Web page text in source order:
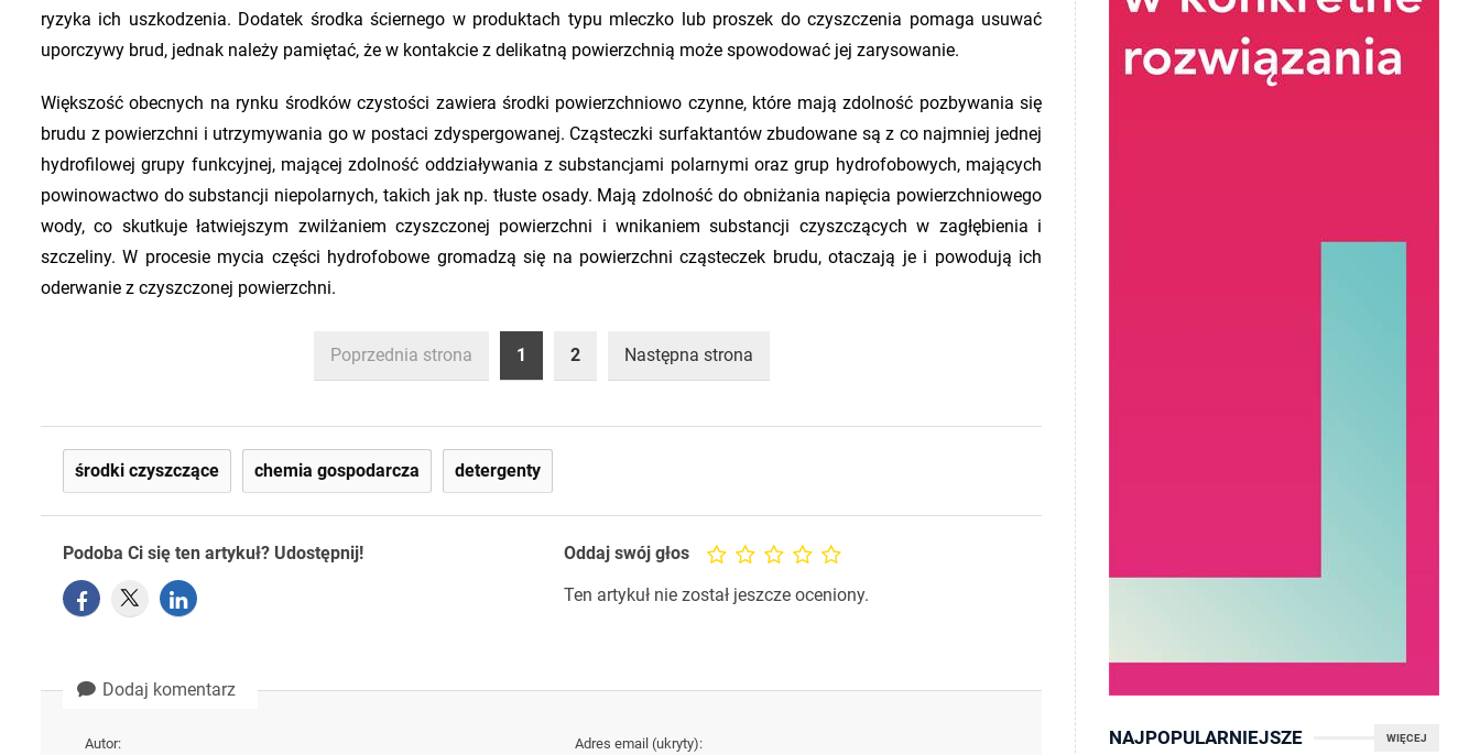
ryzyka ich uszkodzenia. Dodatek środka ściernego w produktach typu mleczko lub proszek do czyszczenia pomaga usuwać
uporczywy brud, jednak należy pamiętać, że w kontakcie z delikatną powierzchnią może spowodować jej zarysowanie.
Większość obecnych na rynku środków czystości zawiera środki powierzchniowo czynne, które mają zdolność pozbywania się
brudu z powierzchni i utrzymywania go w postaci zdyspergowanej. Cząsteczki surfaktantów zbudowane są z co najmniej jednej
hydrofilowej grupy funkcyjnej, mającej zdolność oddziaływania z substancjami polarnymi oraz grup hydrofobowych, mających
powinowactwo do substancji niepolarnych, takich jak np. tłuste osady. Mają zdolność do obniżania napięcia powierzchniowego
wody, co skutkuje łatwiejszym zwilżaniem czyszczonej powierzchni i wnikaniem substancji czyszczących w zagłębienia i
szczeliny. W procesie mycia części hydrofobowe gromadzą się na powierzchni cząsteczek brudu, otaczają je i powodują ich
oderwanie z czyszczonej powierzchni.
Poprzednia strona 1 2 Następna strona
środki czyszczące chemia gospodarcza detergenty
Podoba Ci się ten artykuł? Udostępnij! Oddaj swój głos
Ten artykuł nie został jeszcze oceniony.
Dodaj komentarz
Autor: Adres email (ukryty): WIĘCEJ
NAJPOPULARNIEJSZE